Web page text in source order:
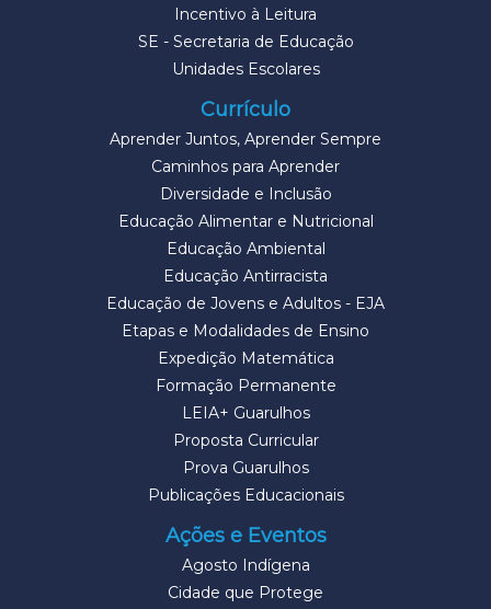
Incentivo à Leitura
SE - Secretaria de Educação
Unidades Escolares
Currículo
Aprender Juntos, Aprender Sempre
Caminhos para Aprender
Diversidade e Inclusão
Educação Alimentar e Nutricional
Educação Ambiental
Educação Antirracista
Educação de Jovens e Adultos - EJA
Etapas e Modalidades de Ensino
Expedição Matemática
Formação Permanente
LEIA+ Guarulhos
Proposta Curricular
Prova Guarulhos
Publicações Educacionais
Ações e Eventos
Agosto Indígena
Cidade que Protege